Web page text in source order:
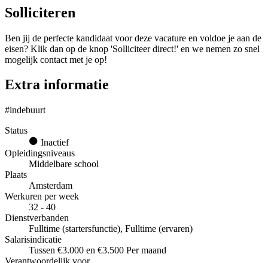
Solliciteren
Ben jij de perfecte kandidaat voor deze vacature en voldoe je aan de
eisen? Klik dan op de knop 'Solliciteer direct!' en we nemen zo snel
mogelijk contact met je op!
Extra informatie
#indebuurt
Status
Inactief
Opleidingsniveaus
Middelbare school
Plaats
Amsterdam
Werkuren per week
32 - 40
Dienstverbanden
Fulltime (startersfunctie), Fulltime (ervaren)
Salarisindicatie
Tussen €3.000 en €3.500 Per maand